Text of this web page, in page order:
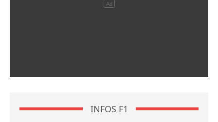
INFOS F1